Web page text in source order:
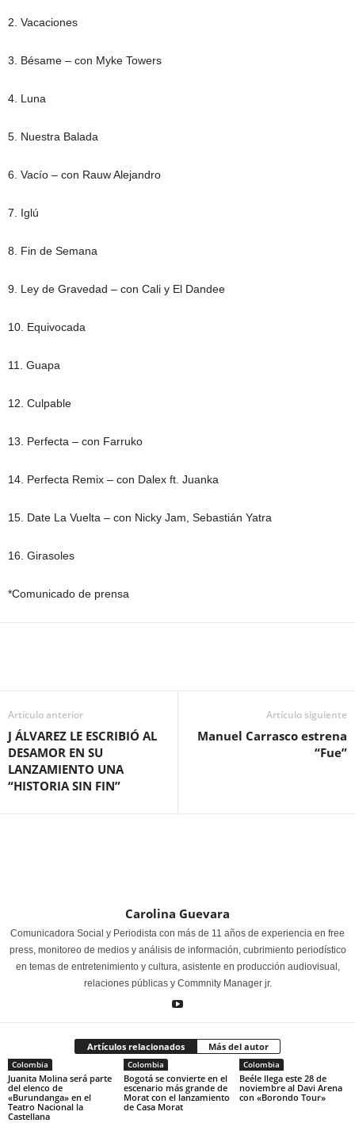
2. Vacaciones
3. Bésame – con Myke Towers
4. Luna
5. Nuestra Balada
6. Vacío – con Rauw Alejandro
7. Iglú
8. Fin de Semana
9. Ley de Gravedad – con Cali y El Dandee
10. Equivocada
11. Guapa
12. Culpable
13. Perfecta – con Farruko
14. Perfecta Remix – con Dalex ft. Juanka
15. Date La Vuelta – con Nicky Jam, Sebastián Yatra
16. Girasoles
*Comunicado de prensa
Artículo anterior
J ÁLVAREZ LE ESCRIBIÓ AL
DESAMOR EN SU
LANZAMIENTO UNA
“HISTORIA SIN FIN”
Artículo siguiente
Manuel Carrasco estrena
“Fue”
Carolina Guevara
Comunicadora Social y Periodista con más de 11 años de experiencia en free
press, monitoreo de medios y análisis de información, cubrimiento periodístico
en temas de entretenimiento y cultura, asistente en producción audiovisual,
relaciones públicas y Commnity Manager jr.
Artículos relacionados Más del autor
Colombia
Juanita Molina será parte
del elenco de
«Burundanga» en el
Teatro Nacional la
Castellana
Colombia
Bogotá se convierte en el
escenario más grande de
Morat con el lanzamiento
de Casa Morat
Colombia
Beéle llega este 28 de
noviembre al Davi Arena
con «Borondo Tour»